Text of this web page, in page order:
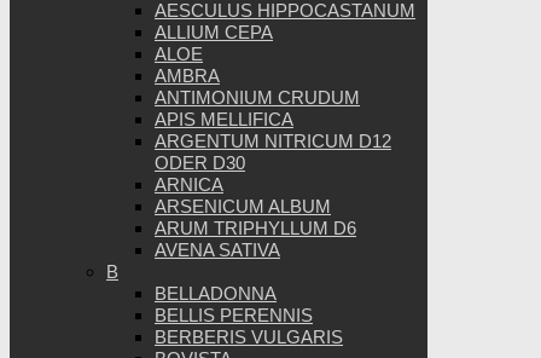
AESCULUS HIPPOCASTANUM
ALLIUM CEPA
ALOE
AMBRA
ANTIMONIUM CRUDUM
APIS MELLIFICA
ARGENTUM NITRICUM D12
ODER D30
ARNICA
ARSENICUM ALBUM
ARUM TRIPHYLLUM D6
AVENA SATIVA
B
BELLADONNA
BELLIS PERENNIS
BERBERIS VULGARIS